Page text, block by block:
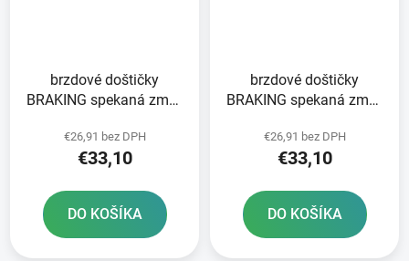
brzdové doštičky
BRAKING spekaná zmes
€26,91 bez DPH
€33,10
DO KOŠÍKA
brzdové doštičky
BRAKING spekaná zmes
€26,91 bez DPH
€33,10
DO KOŠÍKA